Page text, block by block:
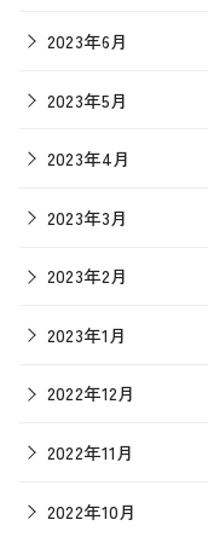
2023年6月
2023年5月
2023年4月
2023年3月
2023年2月
2023年1月
2022年12月
2022年11月
2022年10月